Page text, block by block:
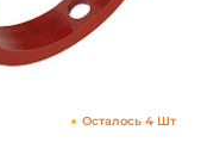
Осталось 4 Шт